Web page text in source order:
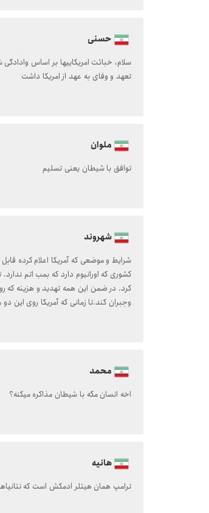
حسنی
سلام، خباثت امریکاییها بر اساس
تعهد و وفای به عهد از امریکا داشت
ملوان
توافق با شیطان یعنی تسلیم
شهروند
شرایط و موضعی که آمریکا اعلام کرده
کشوری که اورانیوم دارد که بمب اتم
کرد. در ضمن این همه تهدید و هزینه که
وجبران کند.تا زمانی که آمریکا روی این
محمد
اخه انسان مگه با شیطان مذاکره میکنه؟
هانیه
ترامپ همان هیتلر ادمکش است که